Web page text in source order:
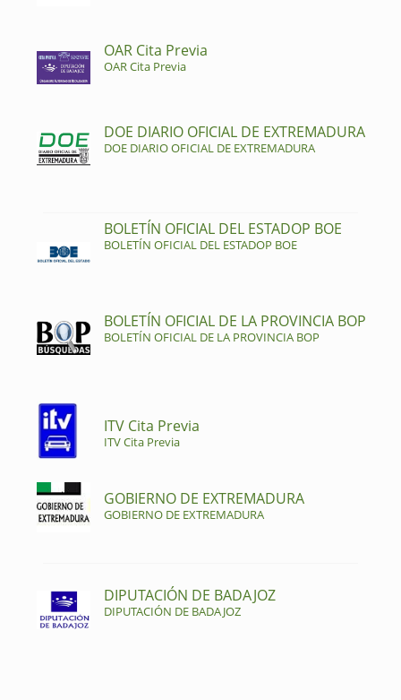
OAR Cita Previa
OAR Cita Previa
DOE DIARIO OFICIAL DE EXTREMADURA
DOE DIARIO OFICIAL DE EXTREMADURA
BOLETÍN OFICIAL DEL ESTADOP BOE
BOLETÍN OFICIAL DEL ESTADOP BOE
BOLETÍN OFICIAL DE LA PROVINCIA BOP
BOLETÍN OFICIAL DE LA PROVINCIA BOP
ITV Cita Previa
ITV Cita Previa
GOBIERNO DE EXTREMADURA
GOBIERNO DE EXTREMADURA
DIPUTACIÓN DE BADAJOZ
DIPUTACIÓN DE BADAJOZ